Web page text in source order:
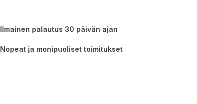
Ilmainen palautus 30 päivän ajan
Nopeat ja monipuoliset toimitukset